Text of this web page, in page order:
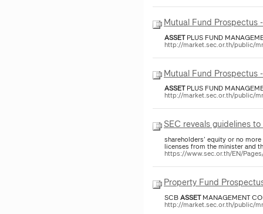
Mutual Fund Prospectus
ASSETPLUS FUND
http://market.sec.or.th/public/
Mutual Fund Prospectus
ASSETPLUS FUND
http://market.sec.or.th/public/
SEC reveals guidelines
shareholders’ equity or no
licenses from the minister and
https://www.sec.or.th/EN/
Property Fund
SCBASSETMANAGEMENT
http://market.sec.or.th/public/